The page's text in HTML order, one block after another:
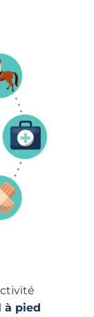
à pied